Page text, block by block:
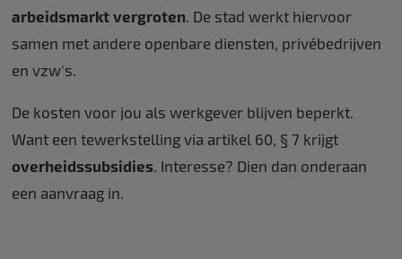
arbeidsmarkt vergroten. De stad werkt hiervoor
samen met andere openbare diensten, privébedrijven
en vzw's.
De kosten voor jou als werkgever blijven beperkt.
Want een tewerkstelling via artikel 60, § 7 krijgt
overheidssubsidies. Interesse? Dien dan onderaan
een aanvraag in.